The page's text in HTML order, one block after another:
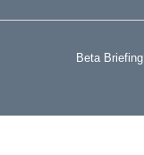
Beta Briefing